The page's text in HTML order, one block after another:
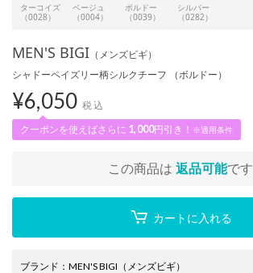
ターコイズ
（0028）
ベージュ
（0004）
ボルドー
（0039）
シルバー
（0282）
MEN'S BIGI （メンズビギ）
シャドーペイズリー柄シルクチーフ （ボルドー）
¥6,050 税込
クーポンを使えばさらに 1,000円引き！ ※適用条件
この商品は 返品可能です
カートに入れる
ブランド ： MEN'S BIGI （メンズビギ）